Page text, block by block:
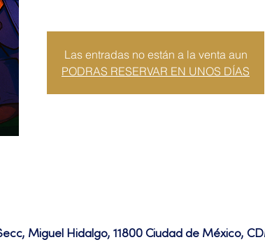
Las entradas no están a la venta aun
PODRAS RESERVAR EN UNOS DÍAS
Miguel Hidalgo, 11800 Ciudad de México,